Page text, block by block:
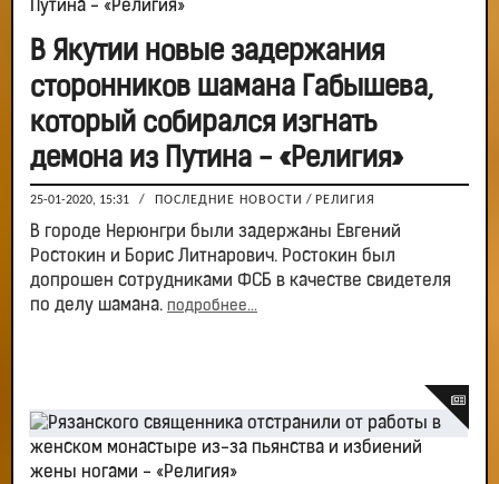
В Якутии новые задержания
сторонников шамана Габышева,
который собирался изгнать
демона из Путина - «Религия»
25-01-2020, 15:31 / ПОСЛЕДНИЕ НОВОСТИ / РЕЛИГИЯ
В городе Нерюнгри были задержаны Евгений
Ростокин и Борис Литнарович. Ростокин был
допрошен сотрудниками ФСБ в качестве свидетеля
по делу шамана. подробнее...